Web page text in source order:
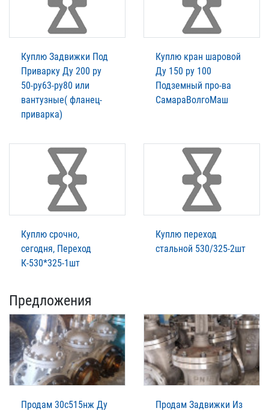
Куплю Задвижки Под
Приварку Ду 200 ру
50-ру63-ру80 или
вантузные( фланец-
приварка)
Куплю кран шаровой
Ду 150 ру 100
Подземный про-ва
СамараВолгоМаш
Куплю срочно,
сегодня, Переход
К-530*325-1шт
Куплю переход
стальной 530/325-2шт
Предложения
Продам 30с515нж Ду
Продам Задвижки Из